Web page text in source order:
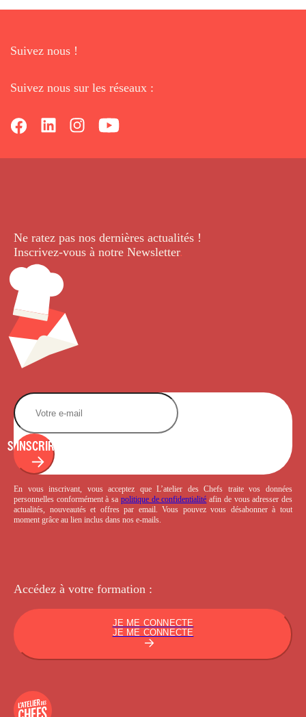
Suivez nous !
Suivez nous sur les réseaux :
Ne ratez pas nos dernières actualités !
Inscrivez-vous à notre Newsletter.
S'INSCRIRE
En vous inscrivant, vous acceptez que L’atelier des Chefs traite vos données
personnelles conformément à sa politique de confidentialité afin de vous adresser des
actualités, nouveautés et offres par email. Vous pouvez vous désabonner à tout
moment grâce au lien inclus dans nos e-mails.
Accédez à votre formation :
JE ME CONNECTE
JE ME CONNECTE